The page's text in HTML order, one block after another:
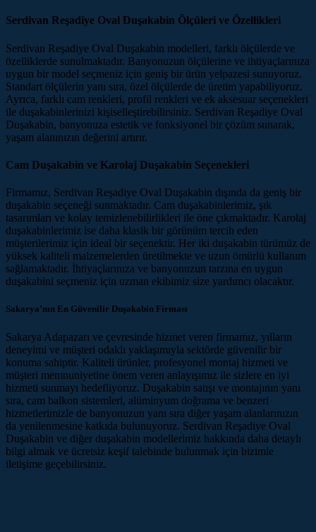
Serdivan Reşadiye Oval Duşakabin Ölçüleri ve Özellikleri
Serdivan Reşadiye Oval Duşakabin modelleri, farklı ölçülerde ve
özelliklerde sunulmaktadır. Banyonuzun ölçülerine ve ihtiyaçlarınıza
uygun bir model seçmeniz için geniş bir ürün yelpazesi sunuyoruz.
Standart ölçülerin yanı sıra, özel ölçülerde de üretim yapabiliyoruz.
Ayrıca, farklı cam renkleri, profil renkleri ve ek aksesuar seçenekleri
ile duşakabinlerinizi kişiselleştirebilirsiniz. Serdivan Reşadiye Oval
Duşakabin, banyonuza estetik ve fonksiyonel bir çözüm sunarak,
yaşam alanınızın değerini artırır.
Cam Duşakabin ve Karolaj Duşakabin Seçenekleri
Firmamız, Serdivan Reşadiye Oval Duşakabin dışında da geniş bir
duşakabin seçeneği sunmaktadır. Cam duşakabinlerimiz, şık
tasarımları ve kolay temizlenebilirlikleri ile öne çıkmaktadır. Karolaj
duşakabinlerimiz ise daha klasik bir görünüm tercih eden
müşterilerimiz için ideal bir seçenektir. Her iki duşakabin türümüz de
yüksek kaliteli malzemelerden üretilmekte ve uzun ömürlü kullanım
sağlamaktadır. İhtiyaçlarınıza ve banyonuzun tarzına en uygun
duşakabini seçmeniz için uzman ekibimiz size yardımcı olacaktır.
Sakarya’nın En Güvenilir Duşakabin Firması
Sakarya Adapazarı ve çevresinde hizmet veren firmamız, yılların
deneyimi ve müşteri odaklı yaklaşımıyla sektörde güvenilir bir
konuma sahiptir. Kaliteli ürünler, profesyonel montaj hizmeti ve
müşteri memnuniyetine önem veren anlayışımız ile sizlere en iyi
hizmeti sunmayı hedefliyoruz. Duşakabin satışı ve montajının yanı
sıra, cam balkon sistemleri, alüminyum doğrama ve benzeri
hizmetlerimizle de banyonuzun yanı sıra diğer yaşam alanlarınızın
da yenilenmesine katkıda bulunuyoruz. Serdivan Reşadiye Oval
Duşakabin ve diğer duşakabin modellerimiz hakkında daha detaylı
bilgi almak ve ücretsiz keşif talebinde bulunmak için bizimle
iletişime geçebilirsiniz.